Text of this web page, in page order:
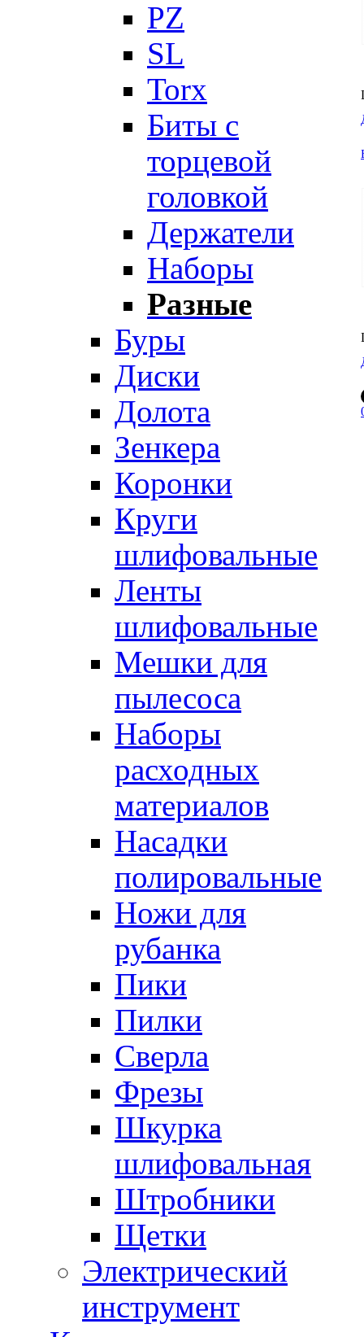
PZ
SL
Torx
Биты с
торцевой
головкой
Держатели
Наборы
Разные
Буры
Диски
Долота
Зенкера
Коронки
Круги
шлифовальные
Ленты
шлифовальные
Мешки для
пылесоса
Наборы
расходных
материалов
Насадки
полировальные
Ножи для
рубанка
Пики
Пилки
Сверла
Фрезы
Шкурка
шлифовальная
Штробники
Щетки
Электрический
инструмент